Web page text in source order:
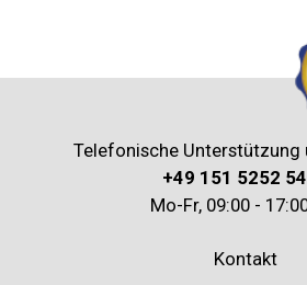
Telefonische Unterstützung
+49 151 5252
Mo-Fr, 09:00 -
Kontakt